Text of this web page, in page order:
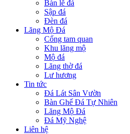
Bàn lễ đá
Sập đá
Đèn đá
Lăng Mộ Đá
Cổng tam quan
Khu lăng mộ
Mộ đá
Lăng thờ đá
Lư hương
Tin tức
Đá Lát Sân Vườn
Bàn Ghế Đá Tự Nhiên
Lăng Mộ Đá
Đá Mỹ Nghệ
Liên hệ